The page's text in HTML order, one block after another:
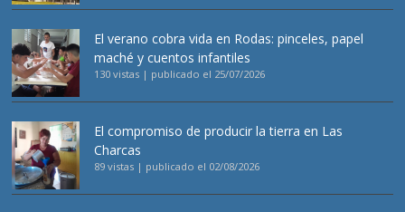
El verano cobra vida en Rodas: pinceles, papel
maché y cuentos infantiles
130 vistas | publicado el 25/07/2026
El compromiso de producir la tierra en Las
Charcas
89 vistas | publicado el 02/08/2026